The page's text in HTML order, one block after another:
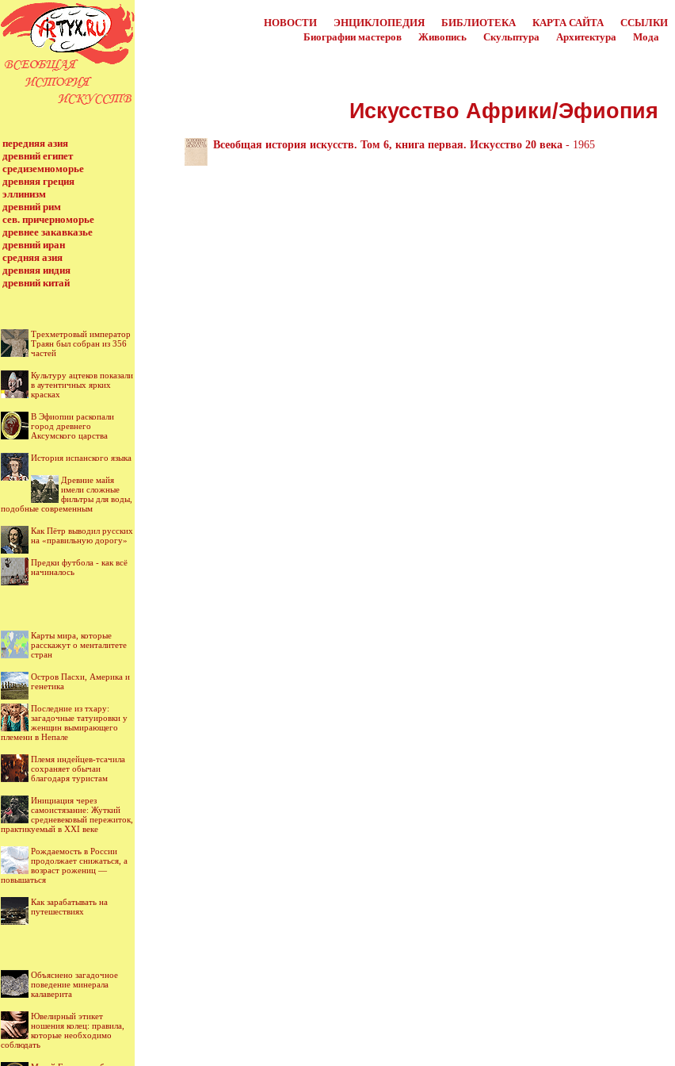
передняя азия
древний египет
средиземноморье
древняя греция
эллинизм
древний рим
сев. причерноморье
древнее закавказье
древний иран
средняя азия
древняя индия
древний китай
Трехметровый император
Траян был собран из 356
частей
Культуру ацтеков показали
в аутентичных ярких
красках
В Эфиопии раскопали
город древнего
Аксумского царства
История испанского языка
Древние майя
имели сложные
фильтры для воды,
подобные современным
Как Пётр выводил русских
на «правильную дорогу»
Предки футбола - как всё
начиналось
Карты мира, которые
расскажут о менталитете
стран
Остров Пасхи, Америка и
генетика
Последние из тхару:
загадочные татуировки у
женщин вымирающего
племени в Непале
Племя индейцев-тсачила
сохраняет обычаи
благодаря туристам
Инициация через
самоистязание: Жуткий
средневековый пережиток,
практикуемый в XXI веке
Рождаемость в России
продолжает снижаться, а
возраст рожениц —
повышаться
Как зарабатывать на
путешествиях
Объяснено загадочное
поведение минерала
калаверита
Ювелирный этикет
ношения колец: правила,
которые необходимо
соблюдать
НОВОСТИ ЭНЦИКЛОПЕДИЯ БИБЛИОТЕКА КАРТА САЙТА ССЫЛКИ
Биографии мастеров
Живопись Скульптура Архитектура Мода
Искусство Африки/Эфиопия
Всеобщая история искусств. Том 6, книга первая. Искусство 20 века - 1965